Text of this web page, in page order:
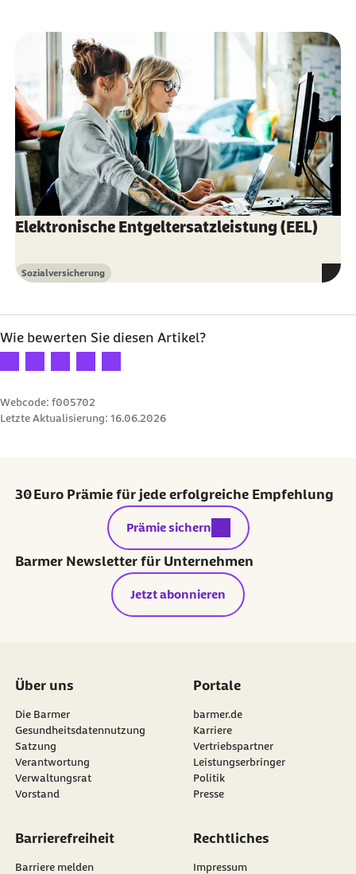
Elektronische Entgeltersatzleistung (EEL)
Kategorie
Sozialversicherung
Wie bewerten Sie diesen Artikel?
Ihre Bewertung: 1 Stern
Ihre Bewertung: 2 Sterne
Ihre Bewertung: 3 Sterne
Ihre Bewertung: 4 Sterne
Ihre Bewertung: 5 Sterne
Webcode: f005702
Letzte Aktualisierung: 16.06.2026
30 Euro Prämie für jede erfolgreiche Empfehlung
externer Link:
Prämie sichern
Barmer Newsletter für Unternehmen
Jetzt abonnieren
Über uns
Die Barmer
Gesundheitsdatennutzung
Satzung
Verantwortung
Verwaltungsrat
Vorstand
Portale
barmer.de
Karriere
Vertriebspartner
Leistungserbringer
Politik
Presse
Barrierefreiheit
Barriere melden
Rechtliches
Impressum